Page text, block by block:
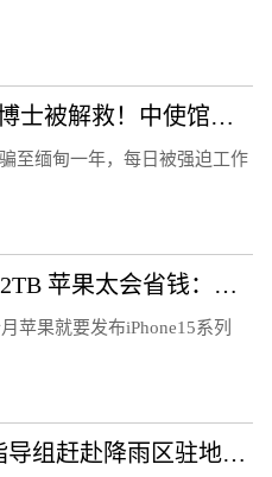
被骗至缅甸中国科学院博士被解救！中使馆披露细节
至缅甸一年，每日被强迫工作
iPhone 15机皇升级8GB 2TB 苹果太会省钱：内存价格已跌50%
苹果就要发布iPhone15系列
河南6个省级防汛专家指导组赶赴降雨区驻地督导